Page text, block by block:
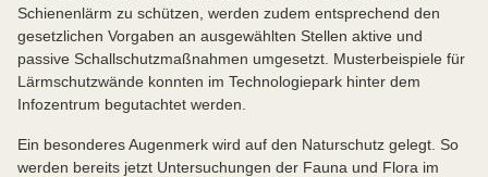
Schienenlärm zu schützen, werden zudem entsprechend den
gesetzlichen Vorgaben an ausgewählten Stellen aktive und
passive Schallschutzmaßnahmen umgesetzt. Musterbeispiele für
Lärmschutzwände konnten im Technologiepark hinter dem
Infozentrum begutachtet werden.
Ein besonderes Augenmerk wird auf den Naturschutz gelegt. So
werden bereits jetzt Untersuchungen der Fauna und Flora im